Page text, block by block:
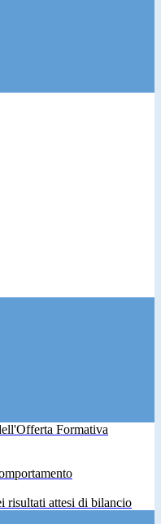
Formativa
risultati attesi di bilancio